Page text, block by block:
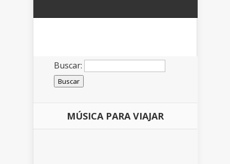
Buscar:
MÚSICA PARA VIAJAR